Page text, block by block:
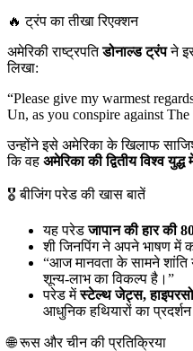
🔥 ट्रंप का तीखा रिएक्शन
अमेरिकी राष्ट्रपतिडोनाल्ड ट्रंपने
लिखा:
“Please give my warmest
Un, as you conspire against
उन्होंने इसे अमेरिका के खिलाफ
कि वह अमेरिका की द्वितीय विश्व
🎖️ बीजिंग परेड की खास बातें
यह परेडजापान की हार की
शी जिनपिंग ने अपने भाषण में
“आज मानवता के सामने शांति
शून्य-लाभ का विकल्प है।”
परेड मेंस्टेल्थ जेट्स,
आधुनिक हथियारों का प्रदर्शन
🌐 रूस और चीन की प्रतिक्रिया